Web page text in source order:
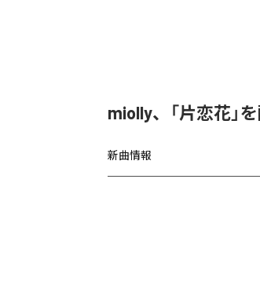
miolly、「片恋花」
新曲情報